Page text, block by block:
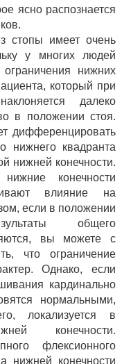
ясно распознается
имеет очень
у многих людей
нижних
который при
далеко
в положении стоя.
дифференцировать
нижнего квадранта
нижней конечности.
конечности
влияние на
если в положении
общего
вы можете с
что ограничение
Однако, если
кардинально
нормальными,
локализуется в
конечности.
флексионного
нижней конечности